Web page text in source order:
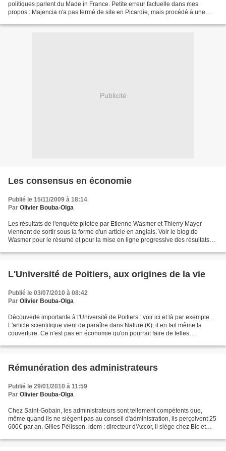
politiques parlent du Made in France. Petite erreur factuelle dans mes
propos : Majencia n'a pas fermé de site en Picardie, mais procédé à une
Publicité
Les consensus en économie
Publié le 15/11/2009 à 18:14
Par Olivier Bouba-Olga
Les résultats de l'enquête pilotée par Etienne Wasmer et Thierry Mayer
viennent de sortir sous la forme d'un article en anglais. Voir le blog de
Wasmer pour le résumé et pour la mise en ligne progressive des résultats
L'Université de Poitiers, aux origines de la vie
Publié le 03/07/2010 à 08:42
Par Olivier Bouba-Olga
Découverte importante à l'Université de Poitiers : voir ici et là par exemple.
L'article scientifique vient de paraître dans Nature (€), il en fait même la
couverture. Ce n'est pas en économie qu'on pourrait faire de telles
Rémunération des administrateurs
Publié le 29/01/2010 à 11:59
Par Olivier Bouba-Olga
Chez Saint-Gobain, les administrateurs sont tellement compétents que,
même quand ils ne siègent pas au conseil d'administration, ils perçoivent 25
600€ par an. Gilles Pélisson, idem : directeur d'Accor, il siège chez Bic et